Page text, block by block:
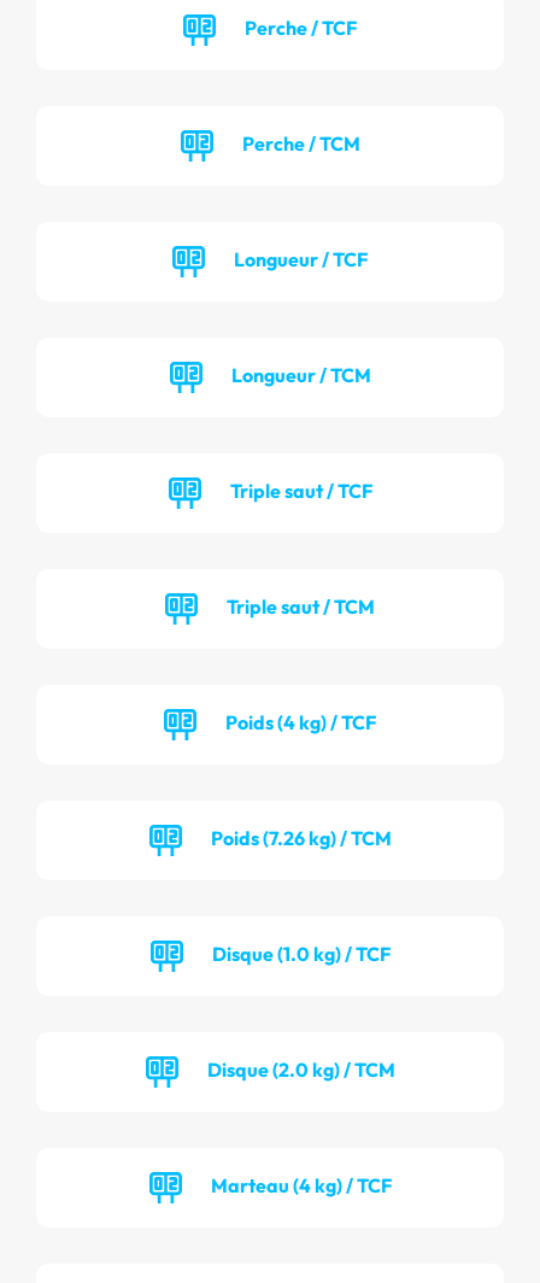
Perche / TCF
Perche / TCM
Longueur / TCF
Longueur / TCM
Triple saut / TCF
Triple saut / TCM
Poids (4 kg) / TCF
Poids (7.26 kg) / TCM
Disque (1.0 kg) / TCF
Disque (2.0 kg) / TCM
Marteau (4 kg) / TCF